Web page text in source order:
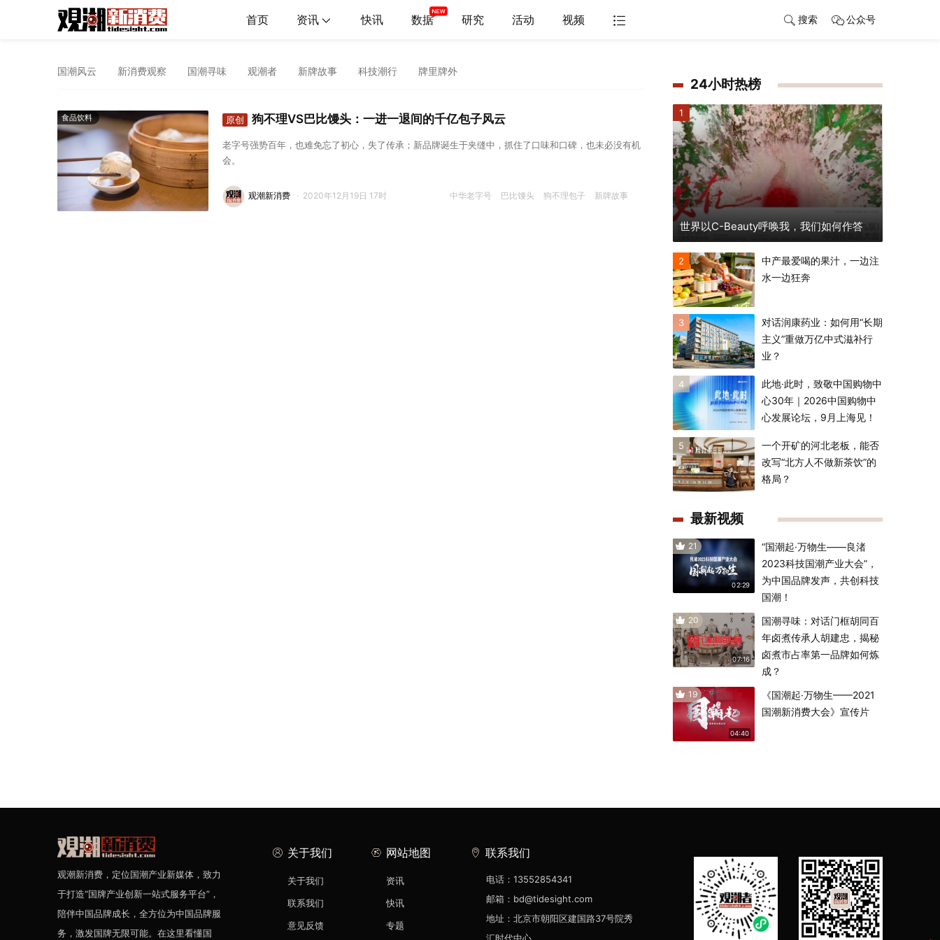
首页 资讯 快讯 数据 研究 活动 视频 搜索 公众号
国潮风云 新消费观察 国潮寻味 观潮者 新牌故事 科技潮行 牌里牌外
食品饮料 原创 狗不理VS巴比馒头：一进一退间的千亿包子风云
老字号强势百年，也难免忘了初心，失了传承；新品牌诞生于夹缝中，抓住了口味和口碑，也未必没有机
会。
中华老字号 巴比馒头 狗不理包子 新牌故事
观潮新消费 · 2020年12月19日 17时
24小时热榜
1
世界以C-Beauty呼唤我，我们如何作答
2
中产最爱喝的果汁，一边注
水一边狂奔
3
对话润康药业：如何用“长期
主义”重做万亿中式滋补行
业？
4
此地·此时，致敬中国购物中
心30年｜2026中国购物中
心发展论坛，9月上海见！
5
一个开矿的河北老板，能否
改写“北方人不做新茶饮”的
格局？
最新视频
21
02:29
“国潮起·万物生——良渚
2023科技国潮产业大会”，
为中国品牌发声，共创科技
国潮！
20
07:16
国潮寻味：对话门框胡同百
年卤煮传承人胡建忠，揭秘
卤煮市占率第一品牌如何炼
成？
19
04:40
《国潮起·万物生——2021
国潮新消费大会》宣传片
观潮新消费，定位国潮产业新媒体，致力
于打造“国牌产业创新一站式服务平台”，
陪伴中国品牌成长，全方位为中国品牌服
务，激发国牌无限可能。在这里看懂国
关于我们
关于我们
联系我们
意见反馈
网站地图
资讯
快讯
专题
联系我们
电话：13552854341
邮箱：bd@tidesight.com
地址：北京市朝阳区建国路37号院秀